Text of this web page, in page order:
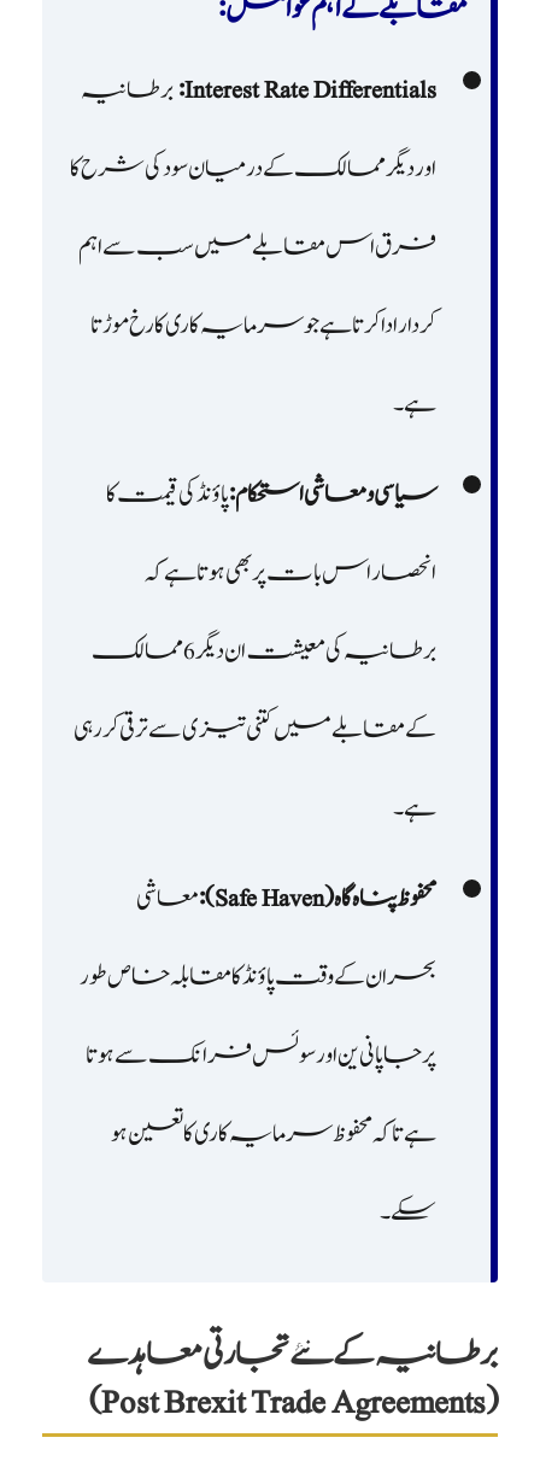
Interest Rate Differentials: برطانیہ
اور دیگر ممالک کے درمیان سود کی شرح کا
فرق اس مقابلے میں سب سے اہم
کردار ادا کرتا ہے جو سرمایہ کاری کا رخ موڑتا
ہے۔
سیاسی و معاشی استحکام:پاؤنڈ کی قیمت کا
انحصار اس بات پر بھی ہوتا ہے کہ
برطانیہ کی معیشت ان دیگر 6 ممالک
کے مقابلے میں کتنی تیزی سے ترقی کر رہی
ہے۔
محفوظ پناہ گاہ (Safe Haven):
معاشی
بحران کے وقت پاؤنڈ کا مقابلہ خاص طور
پر جاپانی ین اور سوئس فرانک سے ہوتا
ہے تاکہ محفوظ سرمایہ کاری کا تعین ہو
سکے۔
برطانیہ کے نئے تجارتی معاہدے
(Post Brexit Trade Agreements)